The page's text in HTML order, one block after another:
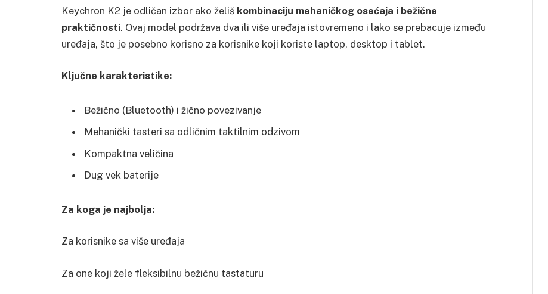
Keychron K2 je odličan izbor ako želiš kombinaciju mehaničkog osećaja i bežične
praktičnosti. Ovaj model podržava dva ili više uređaja istovremeno i lako se prebacuje između
uređaja, što je posebno korisno za korisnike koji koriste laptop, desktop i tablet.
Ključne karakteristike:
Bežično (Bluetooth) i žično povezivanje
Mehanički tasteri sa odličnim taktilnim odzivom
Kompaktna veličina
Dug vek baterije
Za koga je najbolja:
Za korisnike sa više uređaja
Za one koji žele fleksibilnu bežičnu tastaturu